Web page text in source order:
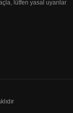
lütfen yasal uyarılar